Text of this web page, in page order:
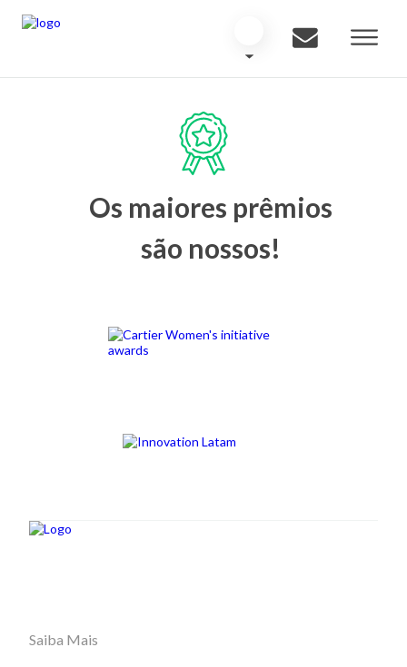
Os maiores prêmios
são nossos!
Saiba Mais